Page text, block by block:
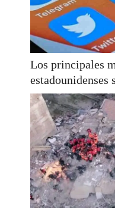
Los principales
estadounidenses